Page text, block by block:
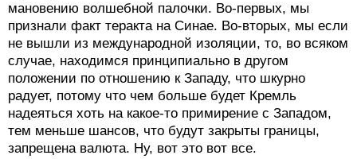
мановению волшебной палочки. Во-первых, мы
признали факт теракта на Синае. Во-вторых, мы если
не вышли из международной изоляции, то, во всяком
случае, находимся принципиально в другом
положении по отношению к Западу, что шкурно
радует, потому что чем больше будет Кремль
надеяться хоть на какое-то примирение с Западом,
тем меньше шансов, что будут закрыты границы,
запрещена валюта. Ну, вот это вот все.